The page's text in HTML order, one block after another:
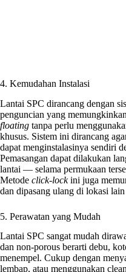
4. Kemudahan Instalasi
Lantai SPC dirancang dengan
penguncian yang
floating tanpa perlu
khusus. Sistem ini dirancang
dapat menginstalasinya sendiri
Pemasangan dapat dilakukan
lantai — selama permukaan
Metode click-lockini juga
dan dipasang ulang di lokasi
5. Perawatan yang Mudah
Lantai SPC sangat mudah
dan non-porous berarti debu,
menempel. Cukup dengan
lembap, atau menggunakan